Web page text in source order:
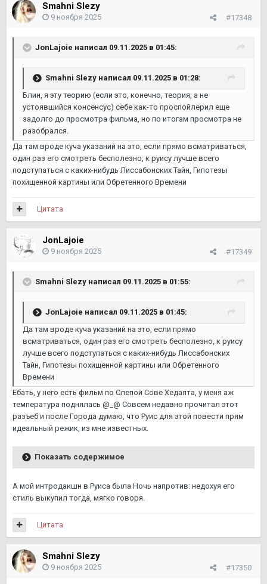
Smahni Slezy
#17348
9 ноября 2025
JonLajoie написал 09.11.2025 в 01:45:
Smahni Slezy написал 09.11.2025 в 01:28:
Блин, я эту теорию (если это, конечно, теория, а не
устоявшийся консенсус) себе как-то проспойлерил еще
задолго до просмотра фильма, но по итогам просмотра не
разобрался.
Да там вроде куча указаний на это, если прямо всматриваться,
один раз его смотреть бесполезно, к руису лучше всего
подступаться с каких-нибудь Лиссабонских Тайн, Гипотезы
похищенной картины или Обретенного Времени
Цитата
JonLajoie
#17349
9 ноября 2025
Smahni Slezy написал 09.11.2025 в 01:55:
JonLajoie написал 09.11.2025 в 01:45:
Да там вроде куча указаний на это, если прямо
всматриваться, один раз его смотреть бесполезно, к руису
лучше всего подступаться с каких-нибудь Лиссабонских
Тайн, Гипотезы похищенной картины или Обретенного
Времени
Ебать, у него есть фильм по Слепой Сове Хедаята, у меня аж
температура поднялась @_@ Совсем недавно прочитал этот
разъеб и после Города думаю, что Руис для этой повести прям
идеальный режик, из мне известных.
Показать содержимое
А мой интродакшн в Руиса была Ночь напротив: недохуя его
стиль выкупил тогда, мягко говоря.
Цитата
Smahni Slezy
#17350
9 ноября 2025